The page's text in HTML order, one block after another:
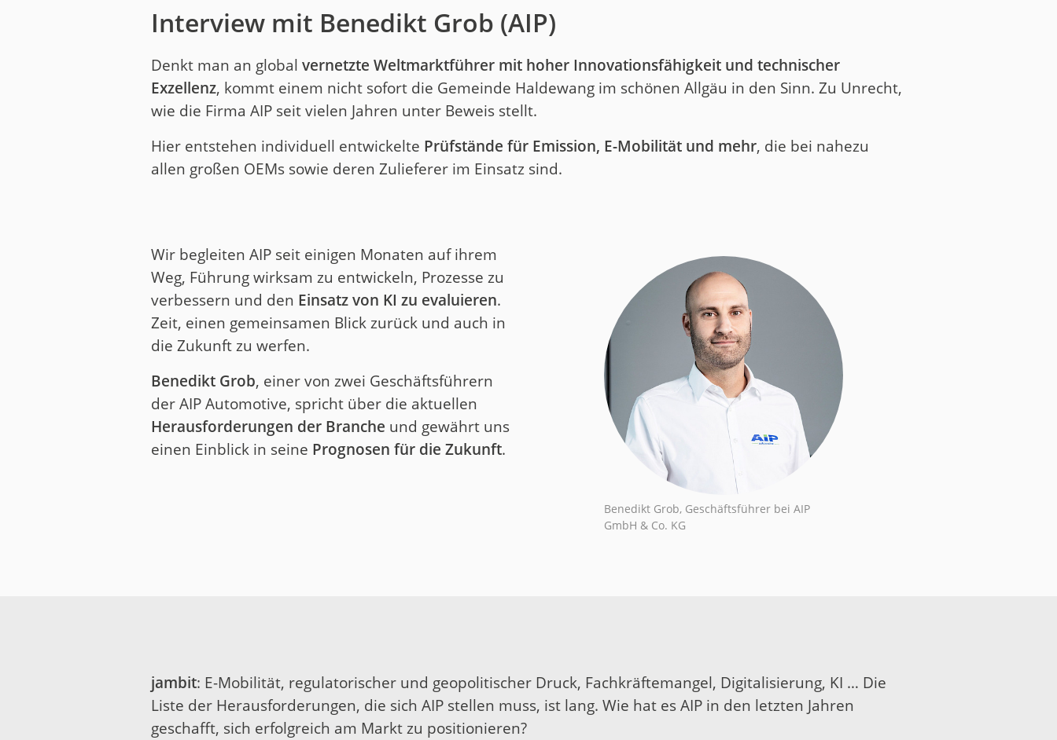
Interview mit Benedikt Grob (AIP)
Denkt man an global vernetzte Weltmarktführer mit hoher Innovationsfähigkeit und technischer
Exzellenz, kommt einem nicht sofort die Gemeinde Haldewang im schönen Allgäu in den Sinn. Zu Unrecht,
wie die Firma AIP seit vielen Jahren unter Beweis stellt.
Hier entstehen individuell entwickelte Prüfstände für Emission, E-Mobilität und mehr, die bei nahezu
allen großen OEMs sowie deren Zulieferer im Einsatz sind.
Wir begleiten AIP seit einigen Monaten auf ihrem
Weg, Führung wirksam zu entwickeln, Prozesse zu
verbessern und den Einsatz von KI zu evaluieren.
Zeit, einen gemeinsamen Blick zurück und auch in
die Zukunft zu werfen.
Benedikt Grob, einer von zwei Geschäftsführern
der AIP Automotive, spricht über die aktuellen
Herausforderungen der Branche und gewährt uns
einen Einblick in seine Prognosen für die Zukunft.
Benedikt Grob, Geschäftsführer bei AIP
GmbH & Co. KG
jambit: E-Mobilität, regulatorischer und geopolitischer Druck, Fachkräftemangel, Digitalisierung, KI … Die
Liste der Herausforderungen, die sich AIP stellen muss, ist lang. Wie hat es AIP in den letzten Jahren
geschafft, sich erfolgreich am Markt zu positionieren?